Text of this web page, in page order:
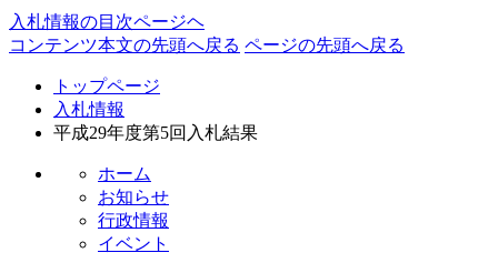
入札情報の目次ページヘ
コンテンツ本文の先頭へ戻る ページの先頭へ戻る
トップページ
入札情報
平成29年度第5回入札結果
ホーム
お知らせ
行政情報
イベント